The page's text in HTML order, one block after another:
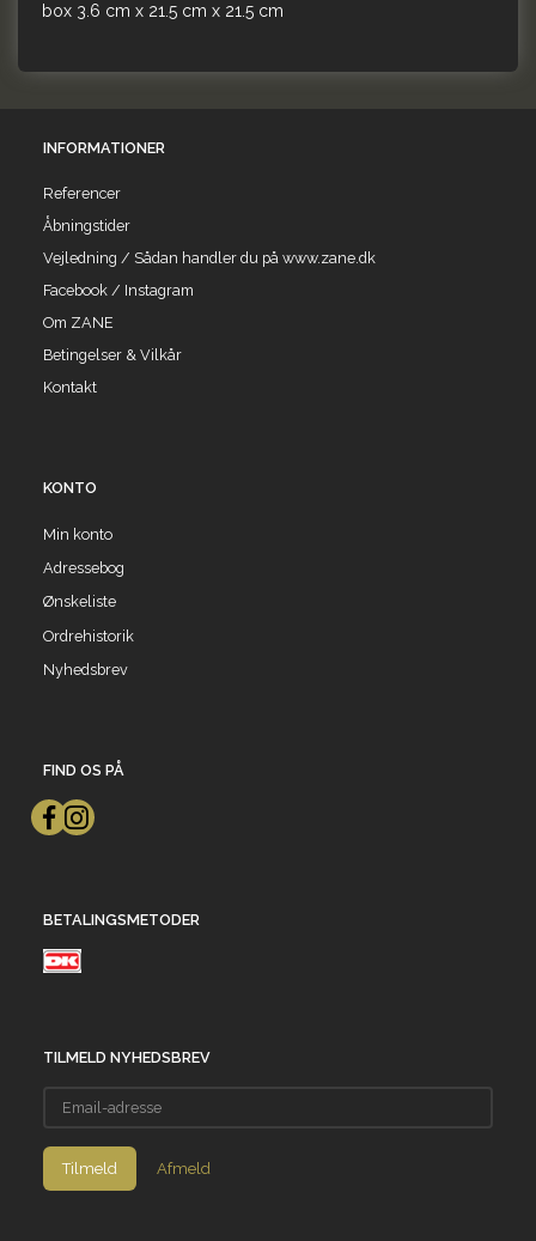
box 3.6 cm x 21.5 cm x 21.5 cm
INFORMATIONER
Referencer
Åbningstider
Vejledning / Sådan handler du på www.zane.dk
Facebook / Instagram
Om ZANE
Betingelser & Vilkår
Kontakt
KONTO
Min konto
Adressebog
Ønskeliste
Ordrehistorik
Nyhedsbrev
FIND OS PÅ
BETALINGSMETODER
TILMELD NYHEDSBREV
adresse
Tilmeld Afmeld